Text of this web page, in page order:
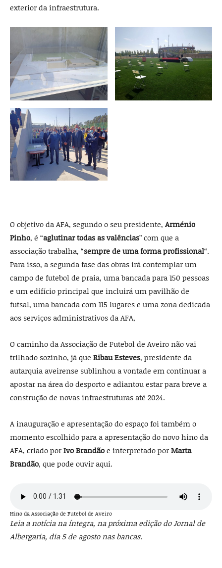
exterior da infraestrutura.
O objetivo da AFA, segundo o seu presidente, Arménio
Pinho, é “aglutinar todas as valências” com que a
associação trabalha, “sempre de uma forma profissional“.
Para isso, a segunda fase das obras irá contemplar um
campo de futebol de praia, uma bancada para 150 pessoas
e um edifício principal que incluirá um pavilhão de
futsal, uma bancada com 115 lugares e uma zona dedicada
aos serviços administrativos da AFA,
O caminho da Associação de Futebol de Aveiro não vai
trilhado sozinho, já que Ribau Esteves, presidente da
autarquia aveirense sublinhou a vontade em continuar a
apostar na área do desporto e adiantou estar para breve a
construção de novas infraestruturas até 2024.
A inauguração e apresentação do espaço foi também o
momento escolhido para a apresentação do novo hino da
AFA, criado por Ivo Brandão e interpretado por Marta
Brandão, que pode ouvir aqui.
Hino da Associação de Futebol de Aveiro
Leia a notícia na íntegra, na próxima edição do Jornal de
Albergaria, dia 5 de agosto nas bancas.